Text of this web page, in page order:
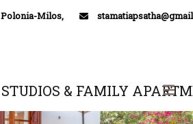
Polonia-Milos,